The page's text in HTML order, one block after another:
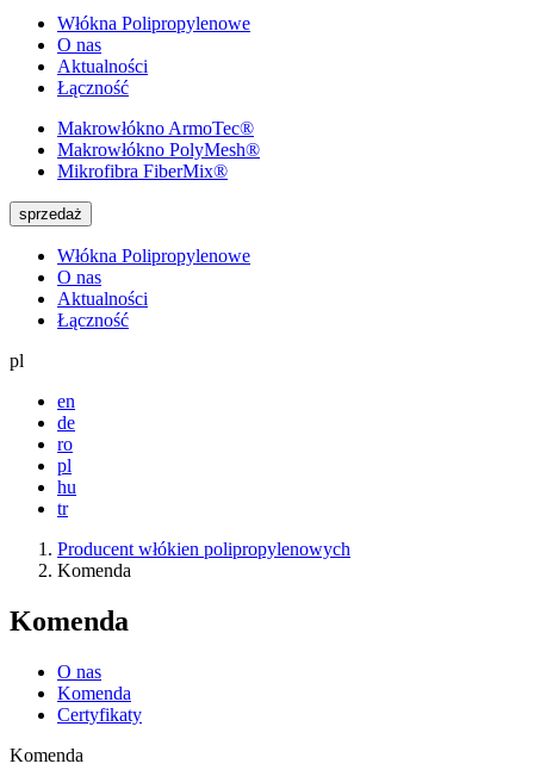
Włókna Polipropylenowe
O nas
Aktualności
Łączność
Makrowłókno ArmoTec®
Makrowłókno PolyMesh®
Mikrofibra FiberMix®
sprzedaż
Włókna Polipropylenowe
O nas
Aktualności
Łączność
pl
en
de
ro
pl
hu
tr
Producent włókien polipropylenowych
Komenda
Komenda
O nas
Komenda
Certyfikaty
Komenda